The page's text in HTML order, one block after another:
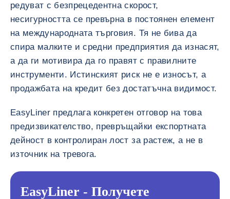
редуват с безпрецедентна скорост,
несигурността се превърна в постоянен елемент
на международната търговия. Тя не бива да
спира малките и средни предприятия да изнасят,
а да ги мотивира да го правят с правилните
инструменти. Истинският риск не е износът, а
продажбата на кредит без достатъчна видимост.
EasyLiner предлага конкретен отговор на това
предизвикателство, превръщайки експортната
дейност в контролиран лост за растеж, а не в
източник на тревога.